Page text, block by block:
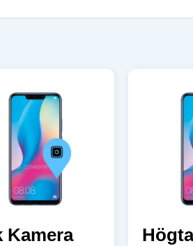
Kamera